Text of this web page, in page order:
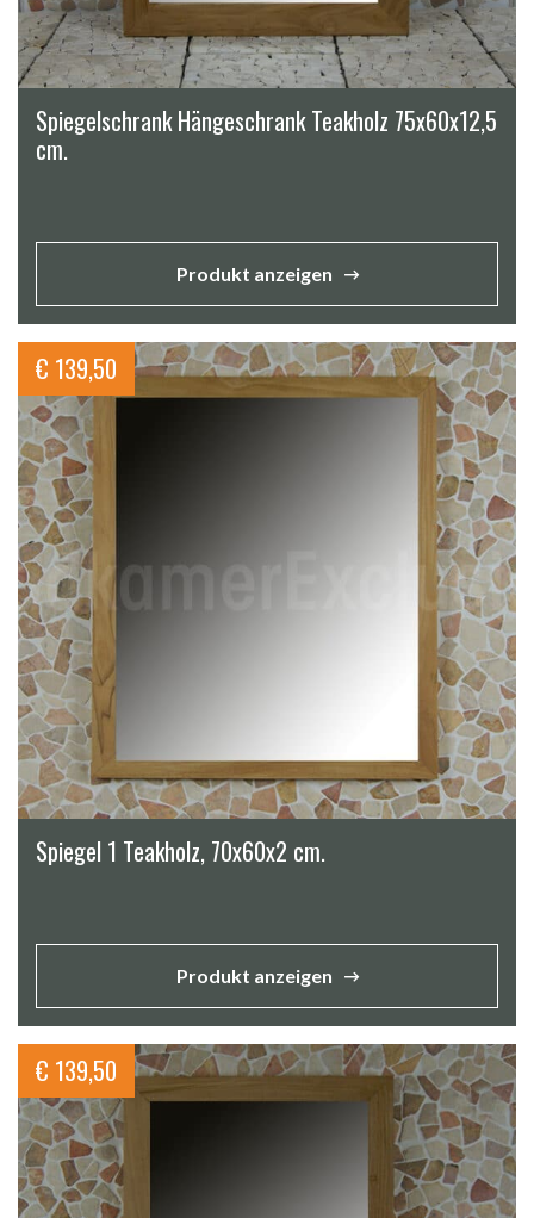
Spiegelschrank Hängeschrank Teakholz 75x60x12,5
cm.
Produkt anzeigen
€ 139,50
Spiegel 1 Teakholz, 70x60x2 cm.
Produkt anzeigen
€ 139,50